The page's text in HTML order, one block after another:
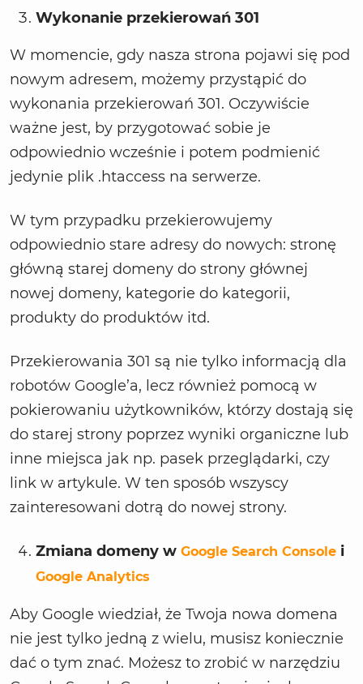
Wykonanie przekierowań 301
W momencie, gdy nasza strona pojawi się pod
nowym adresem, możemy przystąpić do
wykonania przekierowań 301. Oczywiście
ważne jest, by przygotować sobie je
odpowiednio wcześnie i potem podmienić
jedynie plik .htaccess na serwerze.
W tym przypadku przekierowujemy
odpowiednio stare adresy do nowych: stronę
główną starej domeny do strony głównej
nowej domeny, kategorie do kategorii,
produkty do produktów itd.
Przekierowania 301 są nie tylko informacją dla
robotów Google’a, lecz również pomocą w
pokierowaniu użytkowników, którzy dostają się
do starej strony poprzez wyniki organiczne lub
inne miejsca jak np. pasek przeglądarki, czy
link w artykule. W ten sposób wszyscy
zainteresowani dotrą do nowej strony.
Zmiana domeny w Google Search Console i
Google Analytics
Aby Google wiedział, że Twoja nowa domena
nie jest tylko jedną z wielu, musisz koniecznie
dać o tym znać. Możesz to zrobić w narzędziu